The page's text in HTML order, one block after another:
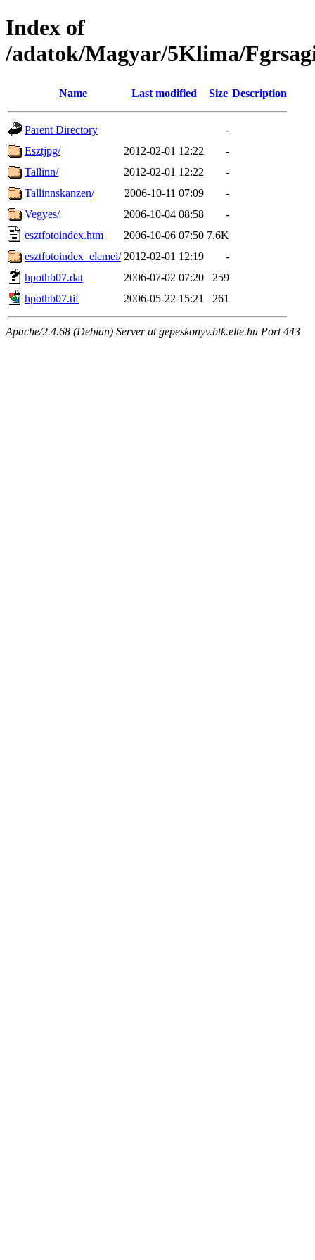
Index of
/adatok/Magyar/5Klima/
Name Last modified Size Description
Parent Directory
-
Esztjpg/
2012-02-01 12:22
-
Tallinn/
2012-02-01 12:22
-
Tallinnskanzen/
2006-10-11 07:09
-
Vegyes/
2006-10-04 08:58
-
esztfotoindex.htm
2006-10-06 07:50 7.6K
esztfotoindex_elemei/ 2012-02-01 12:19
-
hpothb07.dat
2006-07-02 07:20
259
hpothb07.tif
2006-05-22 15:21 261
Apache/2.4.68 (Debian) Server at gepeskonyv.btk.elte.hu Port 443